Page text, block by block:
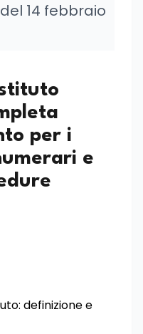
14 febbraio
per i
e
definizione e